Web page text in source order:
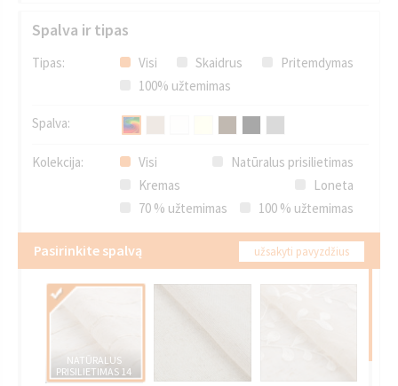
Spalva ir tipas
Tipas: Visi Skaidrus
Pritemdymas
100% užtemimas
Spalva:
Kolekcija: Visi
Natūralus prisilietimas
Kremas
Loneta
70 % užtemimas
100 % užtemimas
Pasirinkite spalvą užsakyti pavyzdžius
NATŪRALUS
PRISILIETIMAS 14